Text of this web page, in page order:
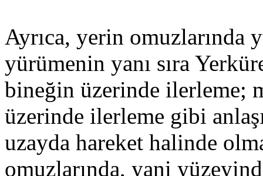
Ayrıca, yerin omuzlarında
yürümenin yanı sıra
bineğin üzerinde ilerleme;
üzerinde ilerleme gibi
uzayda hareket halinde
omuzlarında, yani